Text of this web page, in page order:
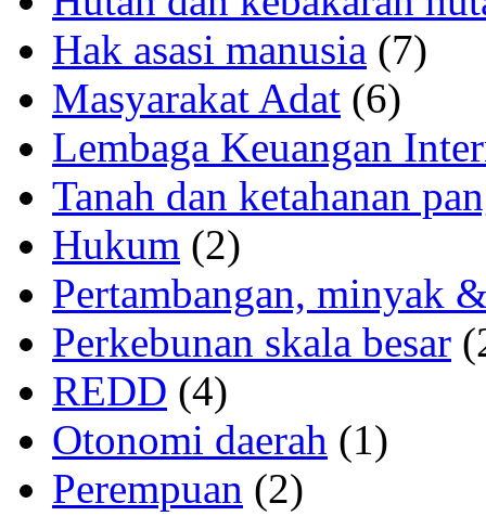
Hak asasi manusia (7)
Masyarakat Adat (6)
Lembaga Keuangan
Tanah dan ketahanan
Hukum (2)
Pertambangan, minyak
Perkebunan skala besar
REDD (4)
Otonomi daerah (1)
Perempuan (2)